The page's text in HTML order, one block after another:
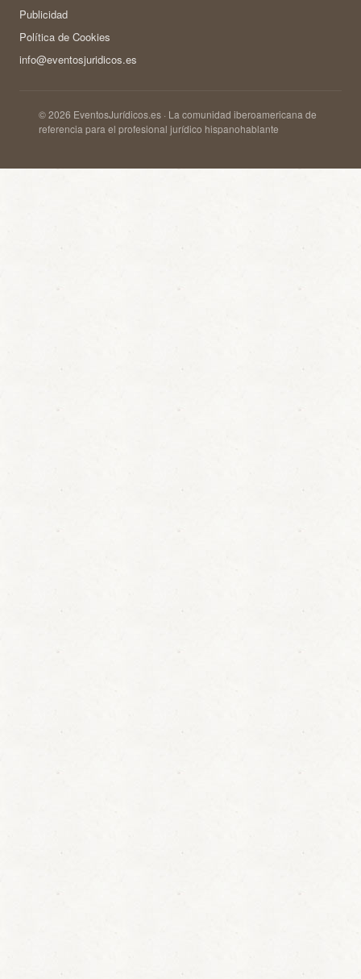
Publicidad
Política de Cookies
info@eventosjuridicos.es
© 2026 EventosJurídicos.es · La comunidad iberoamericana de
referencia para el profesional jurídico hispanohablante